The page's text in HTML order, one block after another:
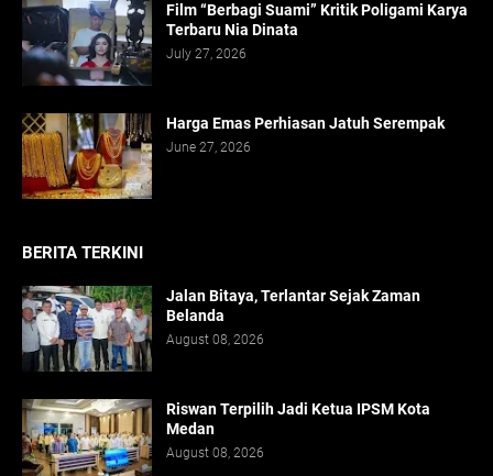
Film “Berbagi Suami” Kritik Poligami Karya
Terbaru Nia Dinata
July 27, 2026
Harga Emas Perhiasan Jatuh Serempak
June 27, 2026
BERITA TERKINI
Jalan Bitaya, Terlantar Sejak Zaman
Belanda
August 08, 2026
Riswan Terpilih Jadi Ketua IPSM Kota
Medan
August 08, 2026